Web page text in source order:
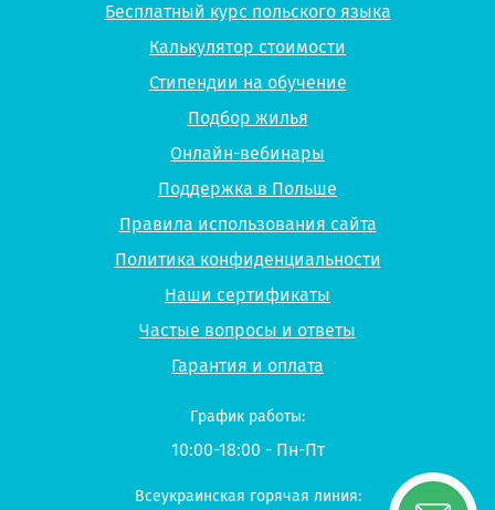
Бесплатный курс польского языка
Калькулятор стоимости
Стипендии на обучение
Подбор жилья
Онлайн-вебинары
Поддержка в Польше
Правила использования сайта
Политика конфиденциальности
Наши сертификаты
Частые вопросы и ответы
Гарантия и оплата
График работы:
10:00-18:00 - Пн-Пт
Всеукраинская горячая линия: